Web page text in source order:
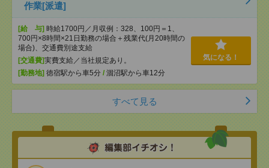
作業[派遣]
[給 与] 時給1700円／月収例：328、100円＝1、
700円×8時間×21日勤務の場合＋残業代(月20時間の
場合)、交通費別途支給
[交通費]実費支給／当社規定あり。
[勤務地] 徳宿駅から車5分 / 涸沼駅から車12分
気になる！
すべて見る